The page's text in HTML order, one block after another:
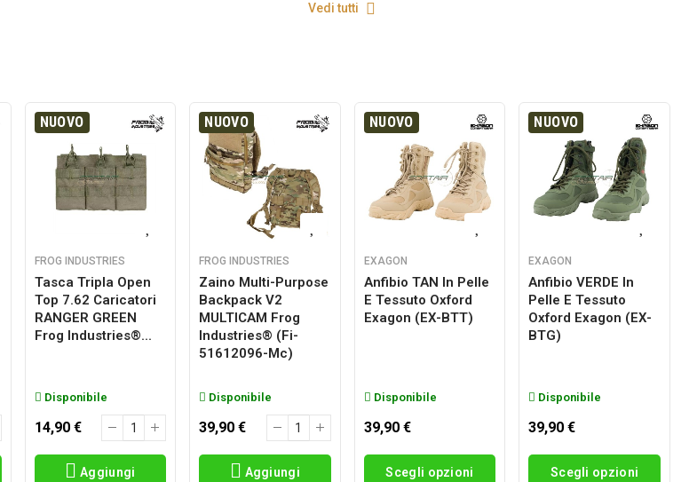
Vedi tutti
NUOVO
FROG INDUSTRIES
Tasca Tripla Open
Top 7.62 Caricatori
RANGER GREEN
Frog Industries®...
Disponibile
14,90 €
Aggiungi
NUOVO
FROG INDUSTRIES
Zaino Multi-Purpose
Backpack V2
MULTICAM Frog
Industries® (fi-
51612096-Mc)
Disponibile
39,90 €
Aggiungi
NUOVO
EXAGON
Anfibio TAN In Pelle
E Tessuto Oxford
Exagon (EX-BTT)
Disponibile
39,90 €
Scegli opzioni
NUOVO
EXAGON
Anfibio VERDE In
Pelle E Tessuto
Oxford Exagon (EX-
BTG)
Disponibile
39,90 €
Scegli opzioni